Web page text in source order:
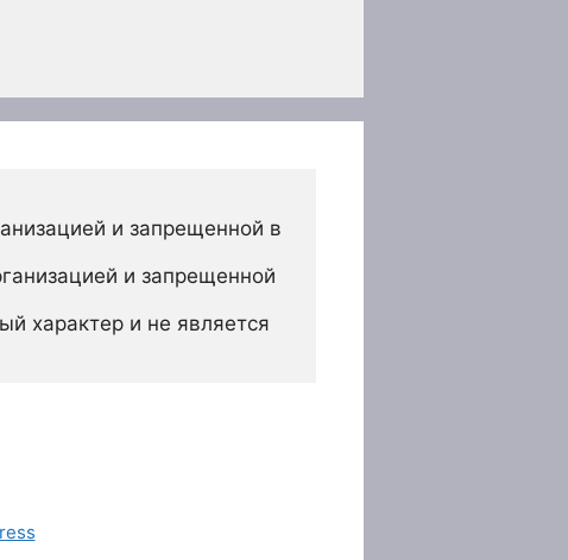
и запрещенной в
и запрещенной
характер и не является